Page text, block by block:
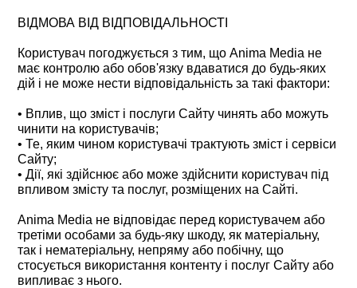
ВІДМОВА ВІД ВІДПОВІДАЛЬНОСТІ
Користувач погоджується з тим, що Anima Media не
має контролю або обов'язку вдаватися до будь-яких
дій і не може нести відповідальність за такі фактори:
• Вплив, що зміст і послуги Сайту чинять або можуть
чинити на користувачів;
• Те, яким чином користувачі трактують зміст і сервіси
Сайту;
• Дії, які здійснює або може здійснити користувач під
впливом змісту та послуг, розміщених на Сайті.
Anima Media не відповідає перед користувачем або
третіми особами за будь-яку шкоду, як матеріальну,
так і нематеріальну, непряму або побічну, що
стосується використання контенту і послуг Сайту або
випливає з нього.